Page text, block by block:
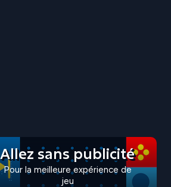
Allez sans publicité
Pour la meilleure expérience de
jeu